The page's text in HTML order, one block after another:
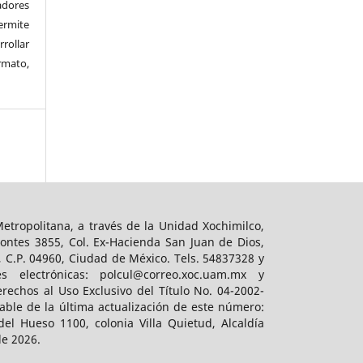
a través de la Unidad Xochimilco,
3855, Col. Ex-Hacienda San Juan de Dios,
04960, Ciudad de México. Tels. 54837328 y
polcul@correo.xoc.uam.mx y
al Uso Exclusivo del Título No. 04-2002-
de la última actualización de este número:
Hueso 1100, colonia Villa Quietud, Alcaldía
2026.